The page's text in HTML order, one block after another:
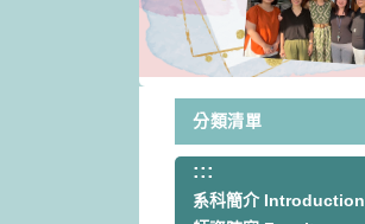
分類清單
:::
系科簡介 Introduction